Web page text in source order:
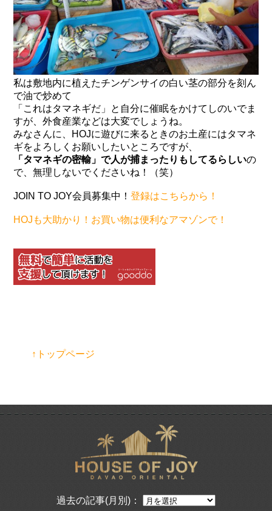
私は敷地内に植えたチンゲンサイの白い茎の部分を刻ん
で油で炒めて
「これはタマネギだ」と自分に催眠をかけてしのいでま
すが、外食産業などは大変でしょうね。
みなさんに、HOJに遊びに来るときのお土産にはタマネ
ギをよろしくお願いしたいところですが、
「タマネギの密輸」で人が捕まったりもしてるらしいの
で、無理しないでくださいね！（笑）
JOIN TO JOY会員募集中！登録はこちらから！
HOJも大助かり！お買い物は便利なアマゾンで！
↑トップページ
過去の記事(月別)：